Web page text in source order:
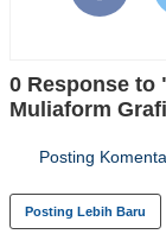
0 Response to
Muliaform
Posting
Posting Lebih Baru